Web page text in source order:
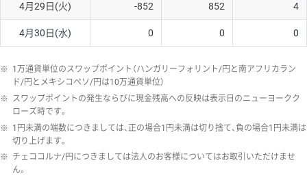
4月29日(火) -852 852 4
4月30日(水) 0 0 0
※ 1万通貨単位のスワップポイント（ハンガリーフォリント/円と南アフリカラン
ド/円とメキシコペソ/円は10万通貨単位）
※ スワップポイントの発生ならびに現金残高への反映は表示日のニューヨークク
ローズ時です。
※ 1円未満の端数につきましては、正の場合1円未満は切り捨て、負の場合1円未満は
切り上げます。
※ チェココルナ/円につきましては法人のお客様についてはお取引いただけませ
ん。